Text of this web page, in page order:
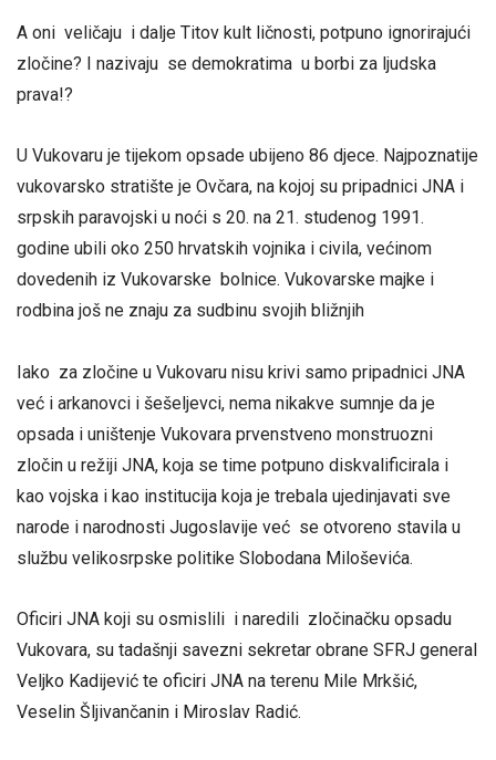
A oni veličaju i dalje Titov kult ličnosti, potpuno ignorirajući
zločine? I nazivaju se demokratima u borbi za ljudska
prava!?
U Vukovaru je tijekom opsade ubijeno 86 djece. Najpoznatije
vukovarsko stratište je Ovčara, na kojoj su pripadnici JNA i
srpskih paravojski u noći s 20. na 21. studenog 1991.
godine ubili oko 250 hrvatskih vojnika i civila, većinom
dovedenih iz Vukovarske bolnice. Vukovarske majke i
rodbina još ne znaju za sudbinu svojih bližnjih
Iako za zločine u Vukovaru nisu krivi samo pripadnici JNA
već i arkanovci i šešeljevci, nema nikakve sumnje da je
opsada i uništenje Vukovara prvenstveno monstruozni
zločin u režiji JNA, koja se time potpuno diskvalificirala i
kao vojska i kao institucija koja je trebala ujedinjavati sve
narode i narodnosti Jugoslavije već se otvoreno stavila u
službu velikosrpske politike Slobodana Miloševića.
Oficiri JNA koji su osmislili i naredili zločinačku opsadu
Vukovara, su tadašnji savezni sekretar obrane SFRJ general
Veljko Kadijević te oficiri JNA na terenu Mile Mrkšić,
Veselin Šljivančanin i Miroslav Radić.